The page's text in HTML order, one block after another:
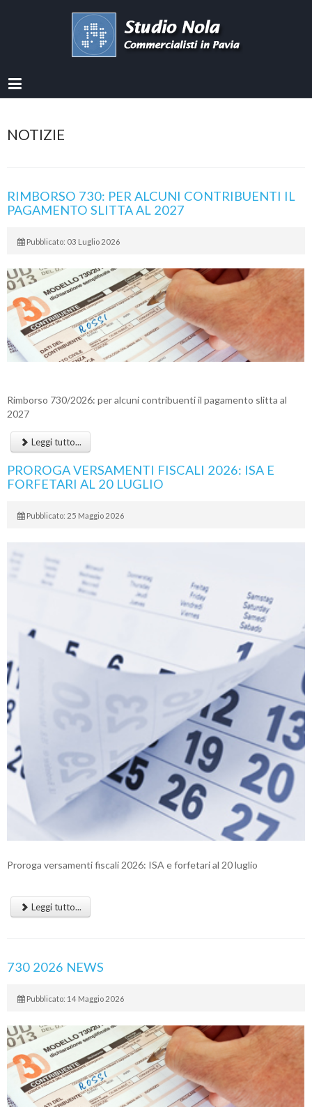
NOTIZIE
RIMBORSO 730: PER ALCUNI CONTRIBUENTI IL
PAGAMENTO SLITTA AL 2027
Pubblicato: 03 Luglio 2026
Rimborso 730/2026: per alcuni contribuenti il pagamento slitta al
2027
Leggi tutto...
PROROGA VERSAMENTI FISCALI 2026: ISA E
FORFETARI AL 20 LUGLIO
Pubblicato: 25 Maggio 2026
Proroga versamenti fiscali 2026: ISA e forfetari al 20 luglio
Leggi tutto...
730 2026 NEWS
Pubblicato: 14 Maggio 2026